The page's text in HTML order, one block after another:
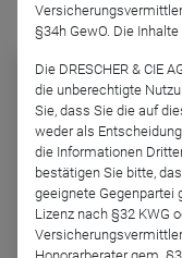
Podcast abonnieren
§34h GewO. Die
Die DRESCHER & CIE
die unberechtigte
Sie, dass Sie die auf
weder als
die Informationen
bestätigen Sie bitte,
geeignete Gegenpartei
Lizenz nach §32 KWG
Honorarberater gem.